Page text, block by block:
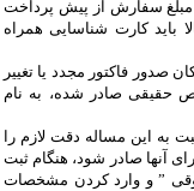
مبلغ سفارش از پیش پرداخت
باید کارت شناسایی همراه
صدور فاکتور مجدد یا تغییر
حقیقی صادر شده، به نام
به این مساله دقت لازم را
آنها صادر شود، هنگام ثبت
” و وارد کردن مشخصات